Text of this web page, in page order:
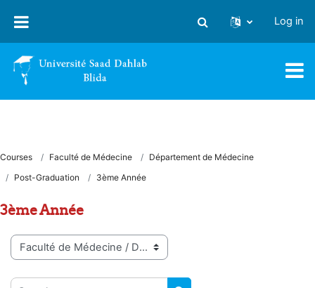
Toggle search input
Log in
Courses Faculté de Médecine
Département de Médecine
Post-Graduation
3ème Année
3ème Année
Course categories